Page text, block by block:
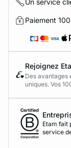
Paiement
Rejoignez
Des avantages
uniques. Vos
Etam fait
service